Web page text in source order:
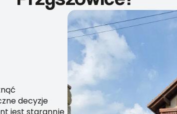
decyzje
jest starannie